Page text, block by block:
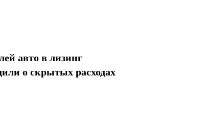
авто в лизинг
о скрытых расходах